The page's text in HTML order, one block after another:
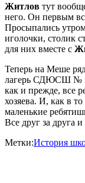
Житлов тут
него. Он первым
Просыпались
иголочки, столик
для них вместе с
Теперь на Меше
лагерь СДЮСШ № 3.
как и прежде, все
хозяева. И, как в
маленькие
Все друг за друга
Метки:История